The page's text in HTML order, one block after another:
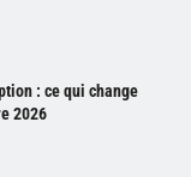
: ce qui change
2026